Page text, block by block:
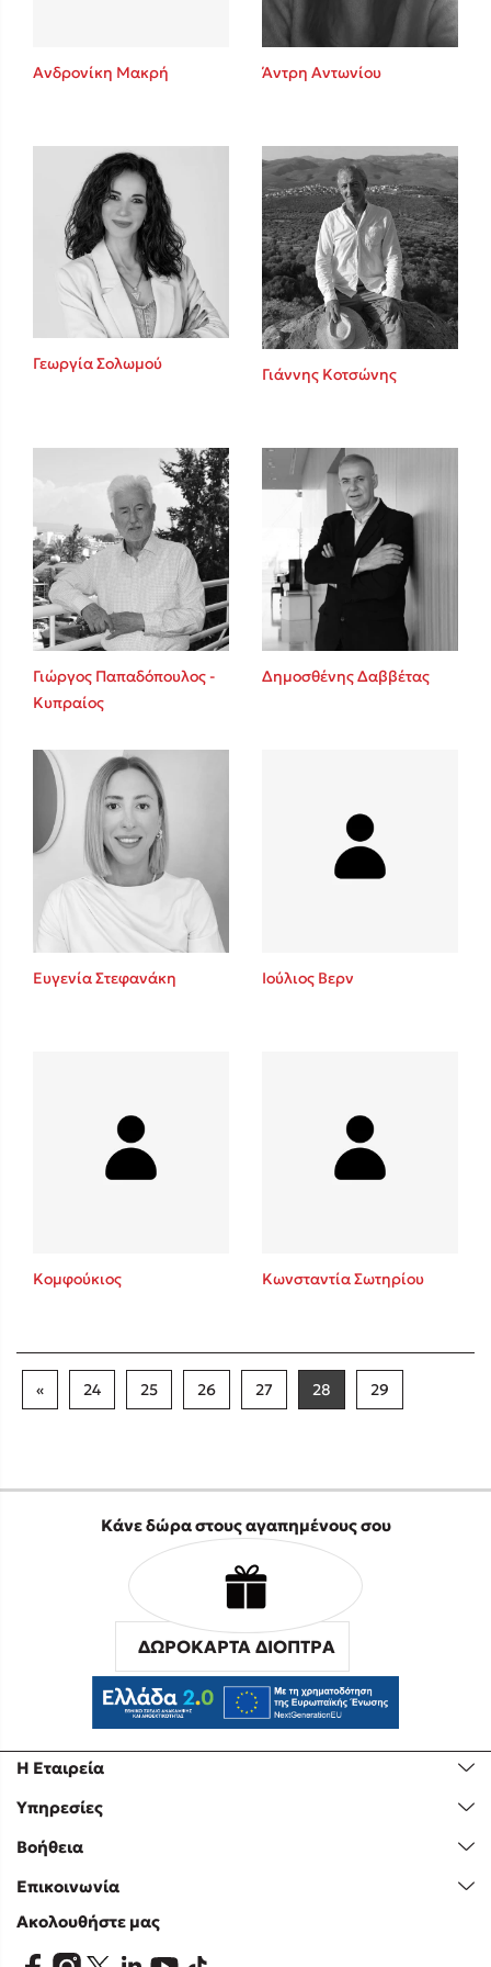
Ανδρονίκη Μακρή Άντρη Αντωνίου
Γεωργία Σολωμού
Γιάννης Κοτσώνης
Γιώργος Παπαδόπουλος -
Κυπραίος
Δημοσθένης Δαββέτας
Ευγενία Στεφανάκη Ιούλιος Βερν
Κομφούκιος Κωνσταντία Σωτηρίου
« 24 25 26 27 28 29
Η Εταιρεία
Υπηρεσίες
Βοήθεια
Επικοινωνία
Κάνε δώρα στους αγαπημένους σου
ΔΩΡΟΚΑΡΤΑ ΔΙΟΠΤΡΑ
Ακολουθήστε μας